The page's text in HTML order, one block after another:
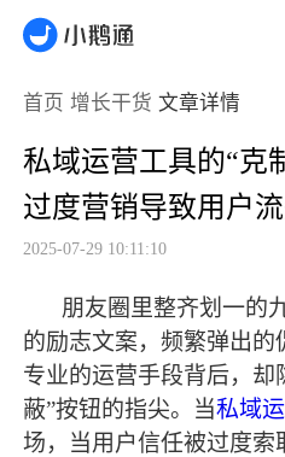
首页 增长干货 文章详情
私域运营工具的“克
过度营销导致用户
2025-07-29 10:11:10
朋友圈里整齐划一的
的励志文案，频繁弹出的
专业的运营手段背后，却
蔽”按钮的指尖。当私域
场，当用户信任被过度索